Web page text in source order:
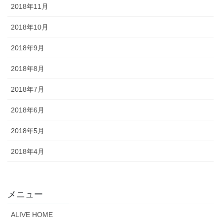
2018年11月
2018年10月
2018年9月
2018年8月
2018年7月
2018年6月
2018年5月
2018年4月
メニュー
ALIVE HOME